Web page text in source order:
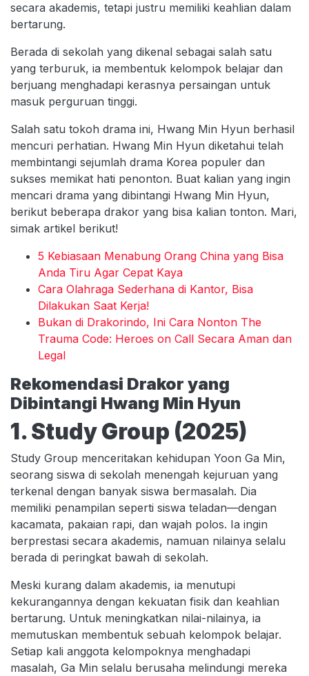
secara akademis, tetapi justru memiliki keahlian dalam
bertarung.
Berada di sekolah yang dikenal sebagai salah satu
yang terburuk, ia membentuk kelompok belajar dan
berjuang menghadapi kerasnya persaingan untuk
masuk perguruan tinggi.
Salah satu tokoh drama ini, Hwang Min Hyun berhasil
mencuri perhatian. Hwang Min Hyun diketahui telah
membintangi sejumlah drama Korea populer dan
sukses memikat hati penonton. Buat kalian yang ingin
mencari drama yang dibintangi Hwang Min Hyun,
berikut beberapa drakor yang bisa kalian tonton. Mari,
simak artikel berikut!
5 Kebiasaan Menabung Orang China yang Bisa
Anda Tiru Agar Cepat Kaya
Cara Olahraga Sederhana di Kantor, Bisa
Dilakukan Saat Kerja!
Bukan di Drakorindo, Ini Cara Nonton The
Trauma Code: Heroes on Call Secara Aman dan
Legal
Rekomendasi Drakor yang
Dibintangi Hwang Min Hyun
1. Study Group (2025)
Study Group menceritakan kehidupan Yoon Ga Min,
seorang siswa di sekolah menengah kejuruan yang
terkenal dengan banyak siswa bermasalah. Dia
memiliki penampilan seperti siswa teladan—dengan
kacamata, pakaian rapi, dan wajah polos. Ia ingin
berprestasi secara akademis, namuan nilainya selalu
berada di peringkat bawah di sekolah.
Meski kurang dalam akademis, ia menutupi
kekurangannya dengan kekuatan fisik dan keahlian
bertarung. Untuk meningkatkan nilai-nilainya, ia
memutuskan membentuk sebuah kelompok belajar.
Setiap kali anggota kelompoknya menghadapi
masalah, Ga Min selalu berusaha melindungi mereka